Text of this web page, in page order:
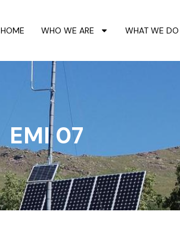
HOME WHO WE ARE WHAT WE DO
EMI 07